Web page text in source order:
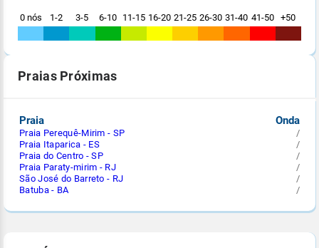
0 nós 1-2 3-5 6-10 11-15 16-20 21-25 26-30 31-40 41-50 +50
Praias Próximas
Praia Onda
Praia Perequê-Mirim - SP
/
Praia Itaparica - ES
/
Praia do Centro - SP
/
Praia Paraty-mirim - RJ
/
São José do Barreto - RJ
/
Batuba - BA
/